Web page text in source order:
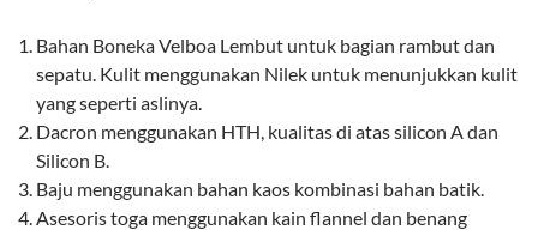
Bahan Boneka Velboa Lembut untuk bagian rambut dan
sepatu. Kulit menggunakan Nilek untuk menunjukkan kulit
yang seperti aslinya.
Dacron menggunakan HTH, kualitas di atas silicon A dan
Silicon B.
Baju menggunakan bahan kaos kombinasi bahan batik.
Asesoris toga menggunakan kain flannel dan benang